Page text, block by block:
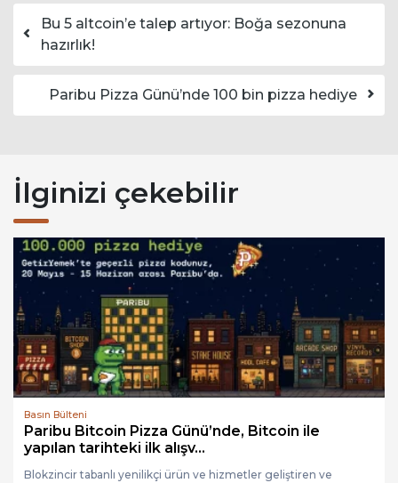
Yazı dolaşımı
Bu 5 altcoin’e talep artıyor: Boğa sezonuna
hazırlık!
Paribu Pizza Günü’nde 100 bin pizza hediye
İlginizi çekebilir
Basın Bülteni
Paribu Bitcoin Pizza Günü’nde, Bitcoin ile
yapılan tarihteki ilk alışv...
Blokzincir tabanlı yenilikçi ürün ve hizmetler geliştiren ve